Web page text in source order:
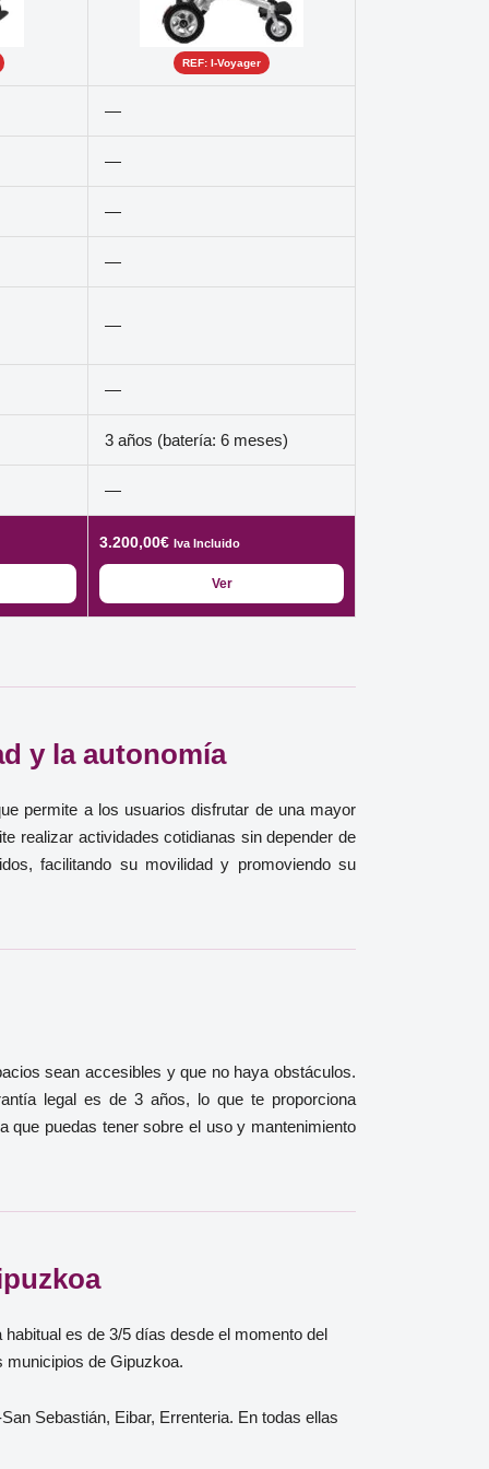
REF: I-Voyager
—
—
—
—
—
—
3 años (batería: 6 meses)
—
3.200,00€ Iva Incluido
Ver
y la autonomía
permite a los usuarios disfrutar de una mayor
realizar actividades cotidianas sin depender de
facilitando su movilidad y promoviendo su
sean accesibles y que no haya obstáculos.
legal es de 3 años, lo que te proporciona
que puedas tener sobre el uso y mantenimiento
es de 3/5 días desde el momento del
municipios de Gipuzkoa.
Sebastián, Eibar, Errenteria. En todas ellas